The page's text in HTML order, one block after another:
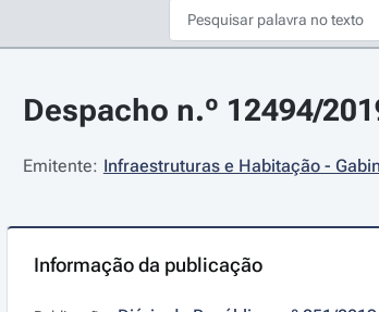
Despacho n.º 12494/
Emitente: Infraestruturas e Habitação -
Informação da publicação